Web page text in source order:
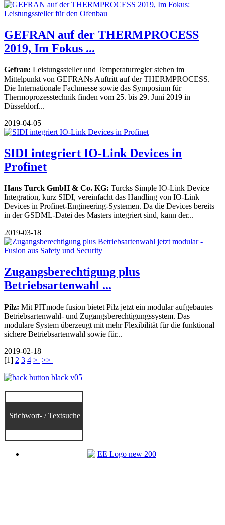
GEFRAN auf der THERMPROCESS
2019, Im Fokus ...
Gefran: Leistungssteller und Temperaturregler stehen im
Mittelpunkt von GEFRANs Auftritt auf der THERMPROCESS.
Die Internationale Fachmesse sowie das Symposium für
Thermoprozesstechnik finden vom 25. bis 29. Juni 2019 in
Düsseldorf...
2019-04-05
SIDI integriert IO-Link Devices in
Profinet
Hans Turck GmbH & Co. KG: Turcks Simple IO-Link Device
Integration, kurz SIDI, vereinfacht das Handling von IO-Link
Devices in Profinet-Engineering-Systemen. Da die Devices bereits
in der GSDML-Datei des Masters integriert sind, kann der...
2019-03-18
Zugangsberechtigung plus
Betriebsartenwahl ...
Pilz: Mit PITmode fusion bietet Pilz jetzt ein modular aufgebautes
Betriebsartenwahl- und Zugangsberechtigungssystem. Das
modulare System überzeugt mit mehr Flexibilität für die funktional
sichere Betriebsartenwahl sowie für...
2019-02-18
[1] 2 3 4 > >>
Stichwort- / Textsuche